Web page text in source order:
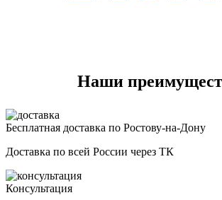
Наши
Бесплатная доставка по Ростову-на-Дону
Доставка по всей России через ТК
Консультация